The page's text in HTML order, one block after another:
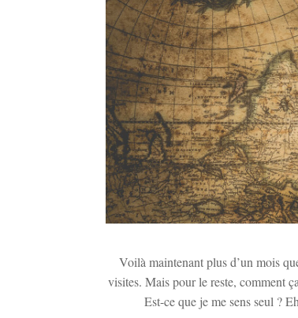
Voilà maintenant plus d’un mois
visites. Mais pour le reste, comment
Est-ce que je me sens seul ?